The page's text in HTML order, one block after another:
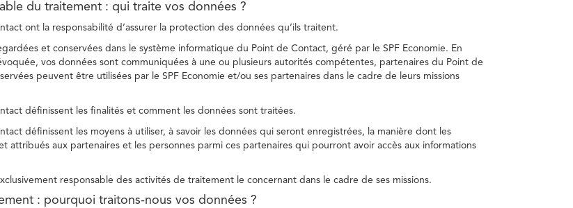
du traitement : qui traite vos données ?
ont la responsabilité d’assurer la protection des données qu’ils traitent.
et conservées dans le système informatique du Point de Contact, géré par le SPF Economie. En
vos données sont communiquées à une ou plusieurs autorités compétentes, partenaires du Point de
peuvent être utilisées par le SPF Economie et/ou ses partenaires dans le cadre de leurs missions
définissent les finalités et comment les données sont traitées.
définissent les moyens à utiliser, à savoir les données qui seront enregistrées, la manière dont les
attribués aux partenaires et les personnes parmi ces partenaires qui pourront avoir accès aux informations
responsable des activités de traitement le concernant dans le cadre de ses missions.
: pourquoi traitons-nous vos données ?